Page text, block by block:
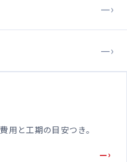
—›
—›
用と工期の目安つき。
—›